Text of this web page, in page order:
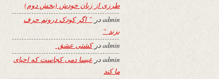
طرزی از زبان خودش (بخش دوم)
adminدر ” اگر کودک درونم حرف
بزند “
adminدرکشتی عشق
adminدر عیسا دمی کجاست که احیای
ما کند